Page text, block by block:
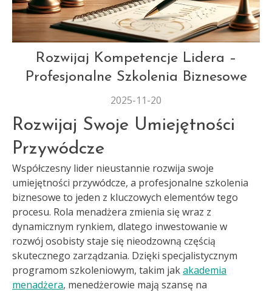
AUT
Rozwijaj Kompetencje Lidera –
Profesjonalne Szkolenia Biznesowe
2025-11-20
Rozwijaj Swoje Umiejętności
Przywódcze
Współczesny lider nieustannie rozwija swoje
umiejętności przywódcze, a profesjonalne szkolenia
biznesowe to jeden z kluczowych elementów tego
procesu. Rola menadżera zmienia się wraz z
dynamicznym rynkiem, dlatego inwestowanie w
rozwój osobisty staje się nieodzowną częścią
skutecznego zarządzania. Dzięki specjalistycznym
programom szkoleniowym, takim jakakademia
menadżera, menedżerowie mają szansę na